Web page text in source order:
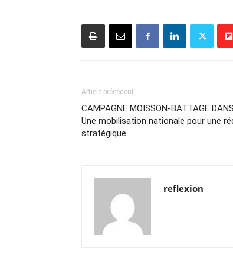
Article précédent
CAMPAGNE MOISSON-BATTAGE
Une mobilisation nationale pour une
stratégique
reflexion